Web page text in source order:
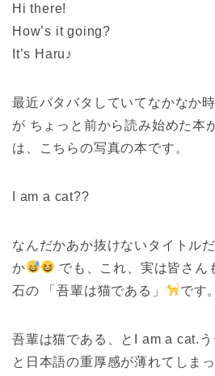
Hi there!
How’s it going?
It’s Haru♪
最近バタバタしていてなかなか
が ちょっと前から読み始めた本
は、こちらの写真の本です。
I am a cat??
なんだかあか抜けないタイトル
か
でも、これ、実は皆さん
石の 「吾輩は猫である」
です。
吾輩は猫である、とI am a cat.
と日本語の重厚感が薄れてしま